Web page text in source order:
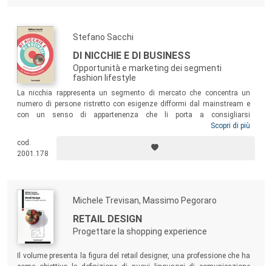
Stefano Sacchi
DI NICCHIE E DI BUSINESS
Opportunità e marketing dei segmenti
fashion lifestyle
La nicchia rappresenta un segmento di mercato che concentra un
numero di persone ristretto con esigenze difformi dal mainstream e
con un senso di appartenenza che li porta a consigliarsi
vicendevolmente sulla base di rispettive esperienze e competenze
strategico di molti brand. Partendo dalla definizione di nicchia, questo
libro ne considera gli aspetti economici, di marketing ed evolutivi.
Scopri di più
cod.
2001.178
Michele Trevisan, Massimo Pegoraro
RETAIL DESIGN
Progettare la shopping experience
Il volume presenta la figura del retail designer, una professione che ha